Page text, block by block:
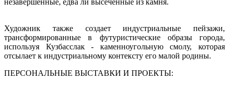
Художник также создает индустриальные пейзажи,
трансформированные в футуристические образы города,
используя Кузбасслак - каменноугольную смолу, которая
отсылает к индустриальному контексту его малой родины.
ПЕРСОНАЛЬНЫЕ ВЫСТАВКИ И ПРОЕКТЫ: